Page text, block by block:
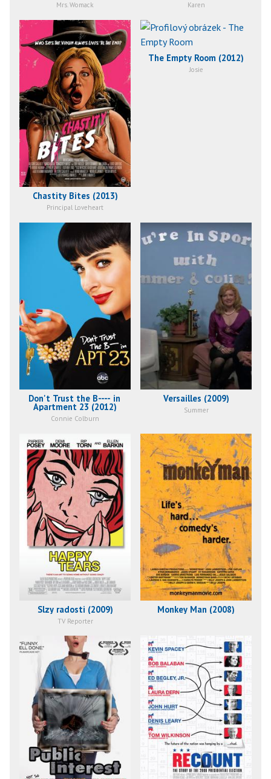
Mrs. Womack Karen
Chastity Bites (2013)
Principal Loveheart
The Empty Room (2012)
Josie
Don't Trust the B---- in
Apartment 23 (2012)
Connie Colburn
Versailles (2009)
Summer
Slzy radosti (2009)
TV Reporter
Monkey Man (2008)